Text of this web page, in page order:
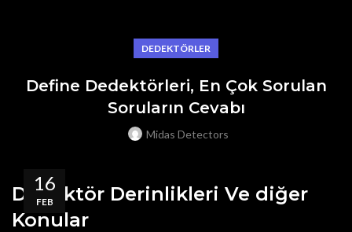
DEDEKTÖRLER
Define Dedektörleri, En Çok Sorulan
Soruların Cevabı
Midas Detectors
16
FEB
Dedektör Derinlikleri Ve diğer
Konular